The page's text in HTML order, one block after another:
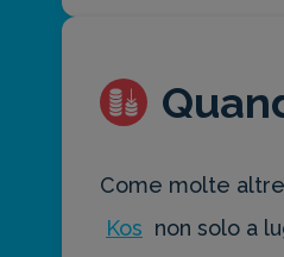
Come molte
Kos non solo a